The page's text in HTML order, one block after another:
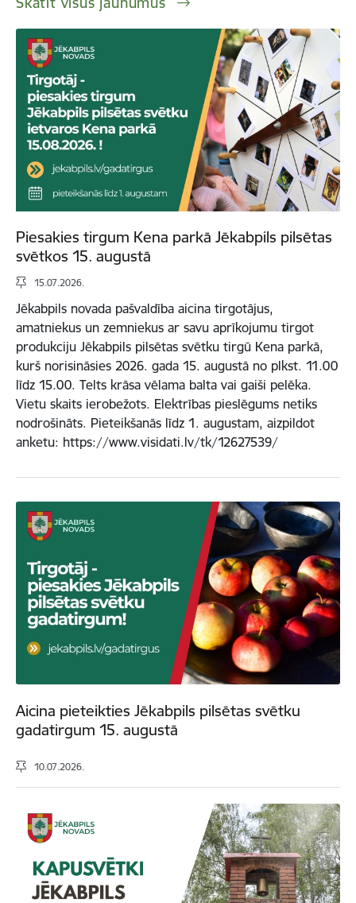
Piesakies tirgum Kena parkā Jēkabpils pilsētas
svētkos 15. augustā
15.07.2026.
Jēkabpils novada pašvaldība aicina tirgotājus,
amatniekus un zemniekus ar savu aprīkojumu tirgot
produkciju Jēkabpils pilsētas svētku tirgū Kena parkā,
kurš norisināsies 2026. gada 15. augustā no plkst. 11.00
līdz 15.00. Telts krāsa vēlama balta vai gaiši pelēka.
Vietu skaits ierobežots. Elektrības pieslēgums netiks
nodrošināts. Pieteikšanās līdz 1. augustam, aizpildot
anketu: https://www.visidati.lv/tk/12627539/
Aicina pieteikties Jēkabpils pilsētas svētku
gadatirgum 15. augustā
10.07.2026.